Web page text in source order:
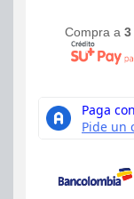
Compra a 3